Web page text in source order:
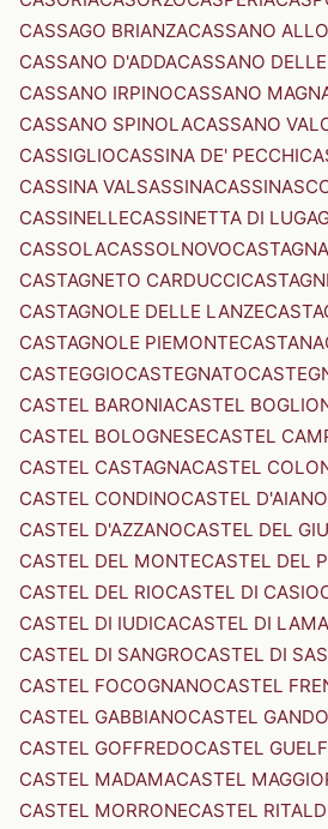
CASSAGO BRIANZACASSANO
CASSANO D'ADDACASSANO
CASSANO IRPINOCASSANO
CASSANO SPINOLACASSANO
CASSIGLIOCASSINA DE' PECCHI
CASSINA VALSASSINA
CASSINELLECASSINETTA DI
CASSOLACASSOLNOVO
CASTAGNETO CARDUCCI
CASTAGNOLE DELLE LANZE
CASTAGNOLE PIEMONTECASTANA
CASTEGGIOCASTEGNATO
CASTEL BARONIACASTEL
CASTEL BOLOGNESECASTEL
CASTEL CASTAGNACASTEL
CASTEL CONDINOCASTEL D'AIANO
CASTEL D'AZZANOCASTEL DEL
CASTEL DEL MONTECASTEL DEL
CASTEL DEL RIOCASTEL DI CASIO
CASTEL DI IUDICACASTEL DI LAMA
CASTEL DI SANGROCASTEL DI
CASTEL FOCOGNANOCASTEL
CASTEL GABBIANOCASTEL
CASTEL GOFFREDOCASTEL
CASTEL MADAMACASTEL
CASTEL MORRONECASTEL